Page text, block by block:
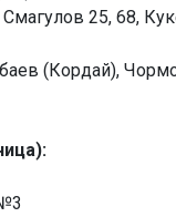
25, 68,
(Кордай),